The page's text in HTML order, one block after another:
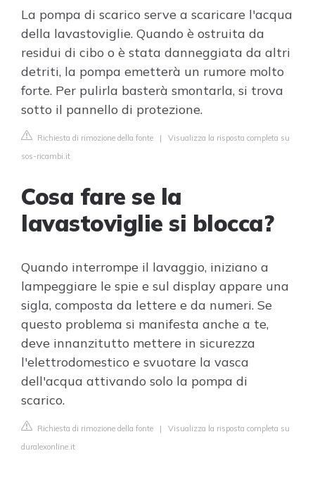
La pompa di scarico serve a scaricare l'acqua
della lavastoviglie. Quando è ostruita da
residui di cibo o è stata danneggiata da altri
detriti, la pompa emetterà un rumore molto
forte. Per pulirla basterà smontarla, si trova
sotto il pannello di protezione.
Richiesta di rimozione della fonte | Visualizza la risposta completa su
sos-ricambi.it
Cosa fare se la
lavastoviglie si blocca?
Quando interrompe il lavaggio, iniziano a
lampeggiare le spie e sul display appare una
sigla, composta da lettere e da numeri. Se
questo problema si manifesta anche a te,
deve innanzitutto mettere in sicurezza
l'elettrodomestico e svuotare la vasca
dell'acqua attivando solo la pompa di
scarico.
Richiesta di rimozione della fonte | Visualizza la risposta completa su
duralexonline.it